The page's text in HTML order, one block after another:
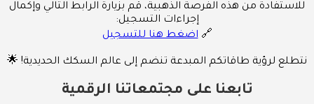
للاستفادة من هذه الفرصة الذهبية، قم بزيارة الرابط التالي وإكمال
إجراءات التسجيل:
🔗اضغط هنا للتسجيل
نتطلع لرؤية طاقاتكم المبدعة تنضم إلى عالم السكك الحديدية! 🌟
تابعنا على مجتمعاتنا الرقمية